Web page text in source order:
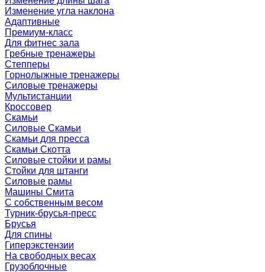
Изменение угла наклона
Адаптивные
Премиум-класс
Для фитнес зала
Гребные тренажеры
Степперы
Горнолыжные тренажеры
Силовые тренажеры
Мультистанции
Кроссовер
Скамьи
Силовые Скамьи
Скамьи для пресса
Скамьи Скотта
Силовые стойки и рамы
Стойки для штанги
Силовые рамы
Машины Смита
C собственным весом
Турник-брусья-пресс
Брусья
Для спины
Гиперэкстензии
На свободных весах
Грузоблочные